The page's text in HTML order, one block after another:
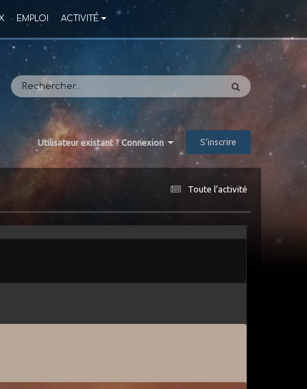
EMPLOI ACTIVITÉ
Utilisateur existant ? Connexion S’inscrire
Toute l’activité